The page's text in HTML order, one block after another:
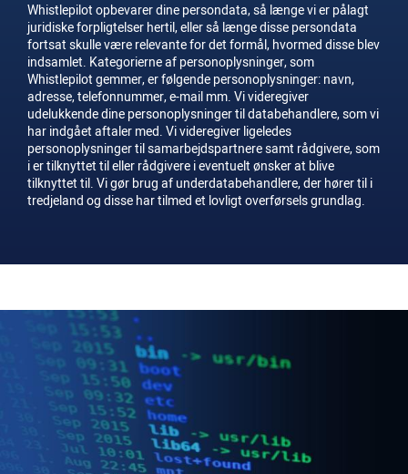
Whistlepilot opbevarer dine persondata, så længe vi er pålagt
juridiske forpligtelser hertil, eller så længe disse persondata
fortsat skulle være relevante for det formål, hvormed disse blev
indsamlet. Kategorierne af personoplysninger, som
Whistlepilot gemmer, er følgende personoplysninger: navn,
adresse, telefonnummer, e-mail mm. Vi videregiver
udelukkende dine personoplysninger til databehandlere, som vi
har indgået aftaler med. Vi videregiver ligeledes
personoplysninger til samarbejdspartnere samt rådgivere, som
i er tilknyttet til eller rådgivere i eventuelt ønsker at blive
tilknyttet til. Vi gør brug af underdatabehandlere, der hører til i
tredjeland og disse har tilmed et lovligt overførsels grundlag.